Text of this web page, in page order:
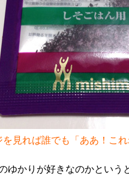
見れば誰でも「ああ！これ
ゆかりが好きなのかという